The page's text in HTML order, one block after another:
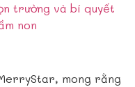
trường và bí quyết
non
mong rằng